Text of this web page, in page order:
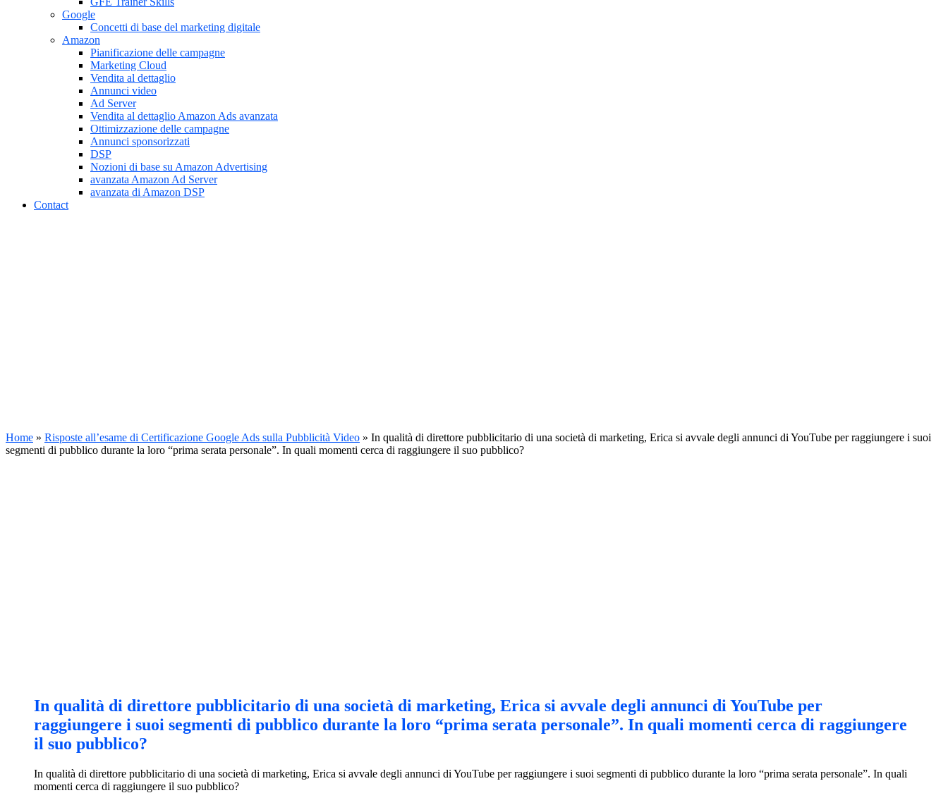
Google
Concetti di base del marketing digitale
Amazon
Pianificazione delle campagne
Marketing Cloud
Vendita al dettaglio
Annunci video
Ad Server
Vendita al dettaglio Amazon Ads avanzata
Ottimizzazione delle campagne
Annunci sponsorizzati
DSP
Nozioni di base su Amazon Advertising
avanzata Amazon Ad Server
avanzata di Amazon DSP
Contact
Home » Risposte all’esame di Certificazione Google Ads sulla Pubblicità Video » In qualità di direttore pubblicitario di una società di marketing, Erica si avvale degli annunci di YouTube per raggiungere i suoi
segmenti di pubblico durante la loro “prima serata personale”. In quali momenti cerca di raggiungere il suo pubblico?
In qualità di direttore pubblicitario di una società di marketing, Erica si avvale degli annunci di YouTube per
raggiungere i suoi segmenti di pubblico durante la loro “prima serata personale”. In quali momenti cerca di raggiungere
il suo pubblico?
In qualità di direttore pubblicitario di una società di marketing, Erica si avvale degli annunci di YouTube per raggiungere i suoi segmenti di pubblico durante la loro “prima serata personale”. In quali
momenti cerca di raggiungere il suo pubblico?